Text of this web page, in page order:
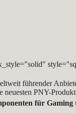
führender
neuesten PNY-
für